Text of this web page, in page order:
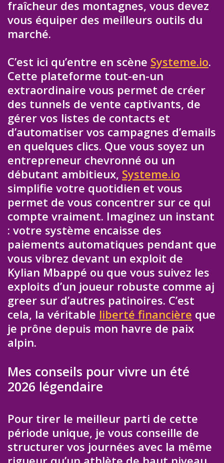
fraîcheur des montagnes, vous devez
vous équiper des meilleurs outils du
marché.
C’est ici qu’entre en scène Systeme.io.
Cette plateforme tout-en-un
extraordinaire vous permet de créer
des tunnels de vente captivants, de
gérer vos listes de contacts et
d’automatiser vos campagnes d’emails
en quelques clics. Que vous soyez un
entrepreneur chevronné ou un
débutant ambitieux, Systeme.io
simplifie votre quotidien et vous
permet de vous concentrer sur ce qui
compte vraiment. Imaginez un instant
: votre système encaisse des
paiements automatiques pendant que
vous vibrez devant un exploit de
Kylian Mbappé ou que vous suivez les
exploits d’un joueur robuste comme aj
greer sur d’autres patinoires. C’est
cela, la véritable liberté financière que
je prône depuis mon havre de paix
alpin.
Mes conseils pour vivre un été
2026 légendaire
Pour tirer le meilleur parti de cette
période unique, je vous conseille de
structurer vos journées avec la même